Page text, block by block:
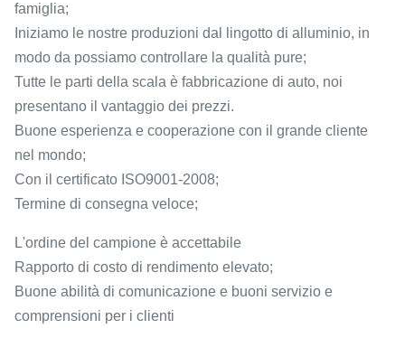
famiglia;
Iniziamo le nostre produzioni dal lingotto di alluminio, in
modo da possiamo controllare la qualità pure;
Tutte le parti della scala è fabbricazione di auto, noi
presentano il vantaggio dei prezzi.
Buone esperienza e cooperazione con il grande cliente
nel mondo;
Con il certificato ISO9001-2008;
Termine di consegna veloce;
L'ordine del campione è accettabile
Rapporto di costo di rendimento elevato;
Buone abilità di comunicazione e buoni servizio e
comprensioni per i clienti